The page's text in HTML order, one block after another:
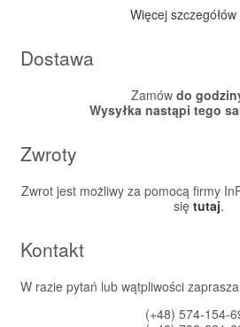
Więcej
Dostawa
Zamów do
Wysyłka nastąpi tego
Zwroty
Zwrot jest możliwy za pomocą firmy
się tutaj.
Kontakt
W razie pytań lub wątpliwości
(+48) 574-154-